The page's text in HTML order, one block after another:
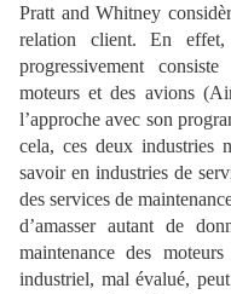
Pratt and Whitney
relation client. En
progressivement
moteurs et des avions
l’approche avec son
cela, ces deux industries
savoir en industries de
des services de
d’amasser autant de
maintenance des
industriel, mal évalué,